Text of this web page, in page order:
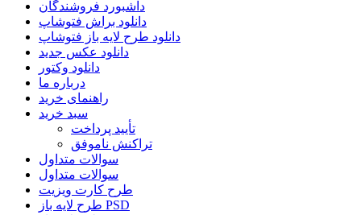
داشبورد فروشندگان
دانلود براش فتوشاپ
دانلود طرح لایه باز فتوشاپ
دانلود عکس جدید
دانلود وکتور
درباره ما
راهنمای خرید
سبد خرید
تأیید پرداخت
تراکنش ناموفق
سوالات متداول
سوالات متداول
طرح کارت ویزیت
طرح لایه باز PSD